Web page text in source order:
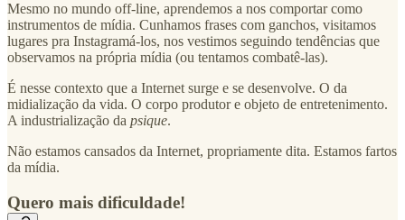
Mesmo no mundo off-line, aprendemos a nos comportar como
instrumentos de mídia. Cunhamos frases com ganchos, visitamos
lugares pra Instagramá-los, nos vestimos seguindo tendências que
observamos na própria mídia (ou tentamos combatê-las).
É nesse contexto que a Internet surge e se desenvolve. O da
midialização da vida. O corpo produtor e objeto de entretenimento.
A industrialização da psique.
Não estamos cansados da Internet, propriamente dita. Estamos fartos
da mídia.
Quero mais dificuldade!